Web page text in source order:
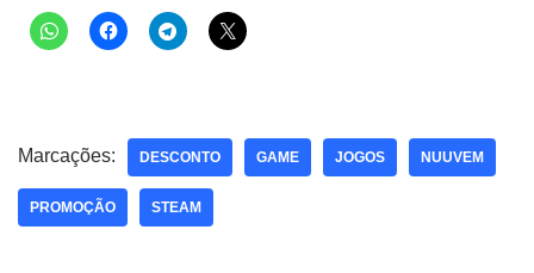
Marcações: DESCONTO GAME JOGOS NUUVEM
PROMOÇÃO STEAM